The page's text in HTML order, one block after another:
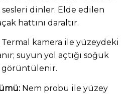
dinler. Elde edilen
hattını daraltır.
kamera ile yüzeydeki
suyun yol açtığı soğuk
görüntülenir.
Nem probu ile yüzey